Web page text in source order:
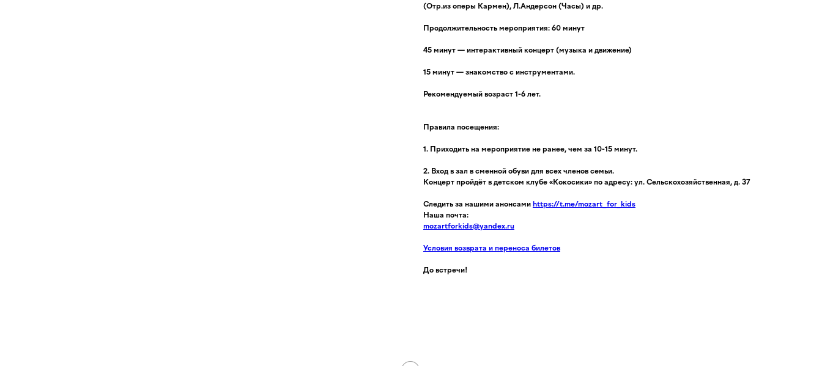
(Отр.из оперы Кармен), Л.Андерсон (Часы) и др.
Продолжительность мероприятия: 60 минут
45 минут — интерактивный концерт (музыка и движение)
15 минут — знакомство с инструментами.
Рекомендуемый возраст 1-6 лет.
Правила посещения:
1. Приходить на мероприятие не ранее, чем за 10-15 минут.
2. Вход в зал в сменной обуви для всех членов семьи.
Концерт пройдёт в детском клубе «Кокосики» по адресу: ул. Сельскохозяйственная, д. 37
Следить за нашими анонсами https://t.me/mozart_for_kids
Наша почта:
mozartforkids@yandex.ru
Условия возврата и переноса билетов
До встречи!